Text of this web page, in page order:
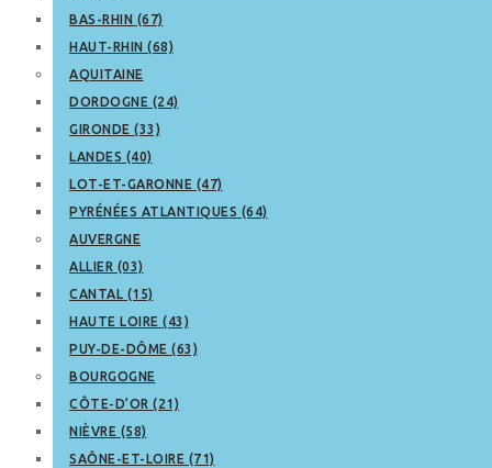
BAS-RHIN (67)
HAUT-RHIN (68)
AQUITAINE
DORDOGNE (24)
GIRONDE (33)
LANDES (40)
LOT-ET-GARONNE (47)
PYRÉNÉES ATLANTIQUES (64)
AUVERGNE
ALLIER (03)
CANTAL (15)
HAUTE LOIRE (43)
PUY-DE-DÔME (63)
BOURGOGNE
CÔTE-D’OR (21)
NIÈVRE (58)
SAÔNE-ET-LOIRE (71)